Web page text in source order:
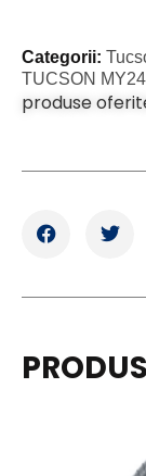
Categorii:
TUCSON MY24
produse